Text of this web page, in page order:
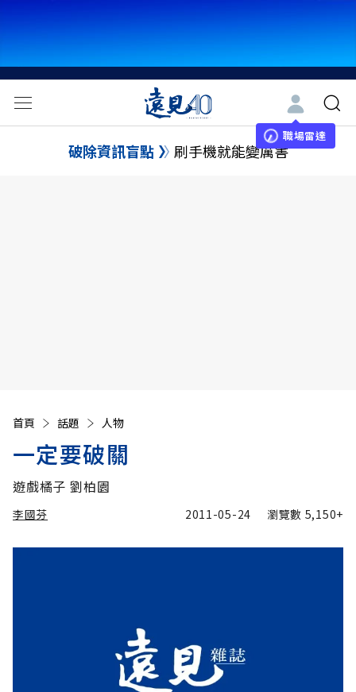
職場雷達
破除資訊盲點 刷手機就能變厲害
首頁 話題 人物
一定要破關
遊戲橘子 劉柏園
李國芬 2011-05-24 瀏覽數 5,150+